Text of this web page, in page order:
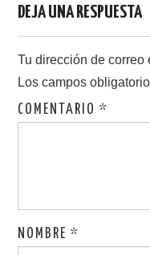
DEJA UNA RESPUESTA
Tu dirección de correo
Los campos
COMENTARIO*
NOMBRE*